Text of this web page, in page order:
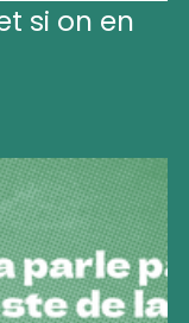
si on en